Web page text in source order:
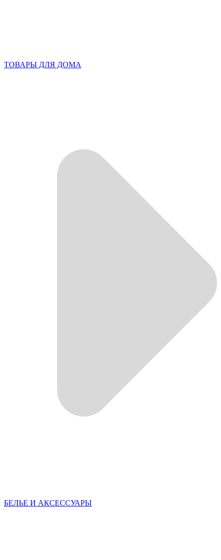
ТОВАРЫ ДЛЯ ДОМА
БЕЛЬЕ И АКСЕССУАРЫ